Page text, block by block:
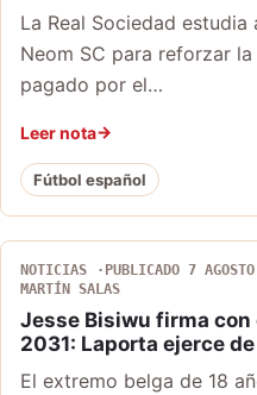
La Real Sociedad
Neom SC para reforzar
pagado por el…
Leer nota
Fútbol español
NOTICIAS PUBLICADO 7
MARTÍN SALAS
Jesse Bisiwu firma con
2031: Laporta ejerce
El extremo belga de 18